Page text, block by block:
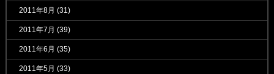
2011年8月 (31)
2011年7月 (39)
2011年6月 (35)
2011年5月 (33)